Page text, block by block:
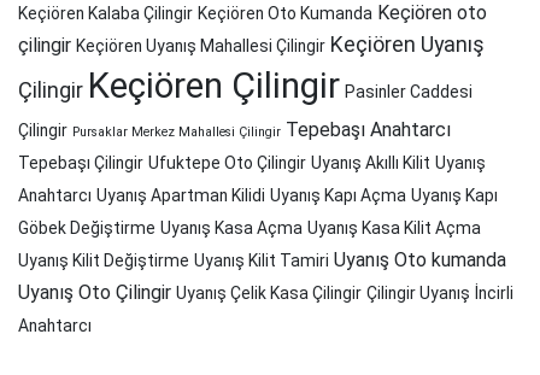
Keçiören Kalaba Çilingir Keçiören Oto Kumanda Keçiören oto
çilingir Keçiören Uyanış Mahallesi Çilingir Keçiören Uyanış
Çilingir Keçiören Çilingir Pasinler Caddesi
Çilingir Pursaklar Merkez Mahallesi Çilingir Tepebaşı Anahtarcı
Tepebaşı Çilingir Ufuktepe Oto Çilingir Uyanış Akıllı Kilit Uyanış
Anahtarcı Uyanış Apartman Kilidi Uyanış Kapı Açma Uyanış Kapı
Göbek Değiştirme Uyanış Kasa Açma Uyanış Kasa Kilit Açma
Uyanış Kilit Değiştirme Uyanış Kilit Tamiri Uyanış Oto kumanda
Uyanış Oto Çilingir Uyanış Çelik Kasa Çilingir Çilingir Uyanış İncirli
Anahtarcı